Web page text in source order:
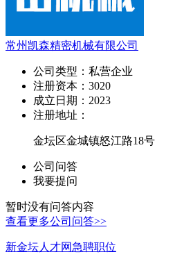
常州凯森精密机械有限公司
公司类型： 私营企业
注册资本： 3020
成立日期： 2023
注册地址：
金坛区金城镇怒江路18号
公司问答
我要提问
暂时没有问答内容
查看更多公司问答>>
新金坛人才网急聘职位